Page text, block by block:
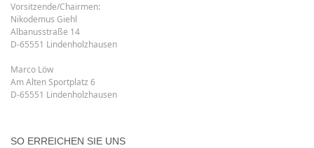
Vorsitzende/Chairmen:
Nikodemus Giehl
Albanusstraße 14
D-65551 Lindenholzhausen
Marco Löw
Am Alten Sportplatz 6
D-65551 Lindenholzhausen
SO ERREICHEN SIE UNS